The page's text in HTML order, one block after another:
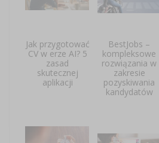
Jak przygotować
CV w erze AI? 5
zasad
skutecznej
aplikacji
BestJobs –
kompleksowe
rozwiązania w
zakresie
pozyskiwania
kandydatów